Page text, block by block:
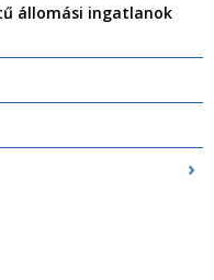
állomási ingatlanok